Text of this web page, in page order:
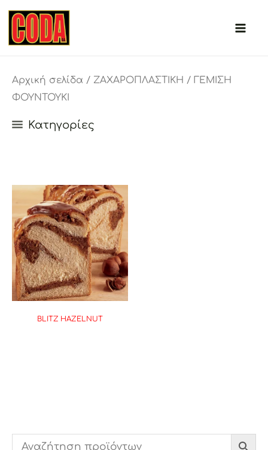
Μετάβαση
στο
περιεχόμενο
Αρχική σελίδα / ΖΑΧΑΡΟΠΛΑΣΤΙΚΗ / ΓΕΜΙΣΗ
ΦΟΥΝΤΟΥΚΙ
Κατηγορίες
BLITZ HAZELNUT